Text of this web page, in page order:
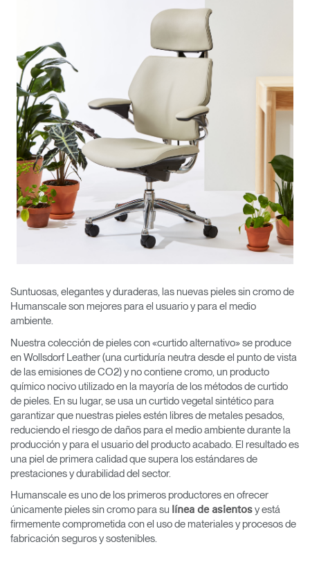
Facebook
TwitterLinkedin
YouTube
Suntuosas, elegantes y duraderas, las nuevas pieles sin cromo de
Humanscale son mejores para el usuario y para el medio
ambiente.
Nuestra colección de pieles con «curtido alternativo» se produce
en Wollsdorf Leather (una curtiduría neutra desde el punto de vista
de las emisiones de CO2) y no contiene cromo, un producto
químico nocivo utilizado en la mayoría de los métodos de curtido
de pieles. En su lugar, se usa un curtido vegetal sintético para
garantizar que nuestras pieles estén libres de metales pesados,
reduciendo el riesgo de daños para el medio ambiente durante la
producción y para el usuario del producto acabado. El resultado es
una piel de primera calidad que supera los estándares de
prestaciones y durabilidad del sector.
Humanscale es uno de los primeros productores en ofrecer
únicamente pieles sin cromo para su línea de asientos y está
firmemente comprometida con el uso de materiales y procesos de
fabricación seguros y sostenibles.